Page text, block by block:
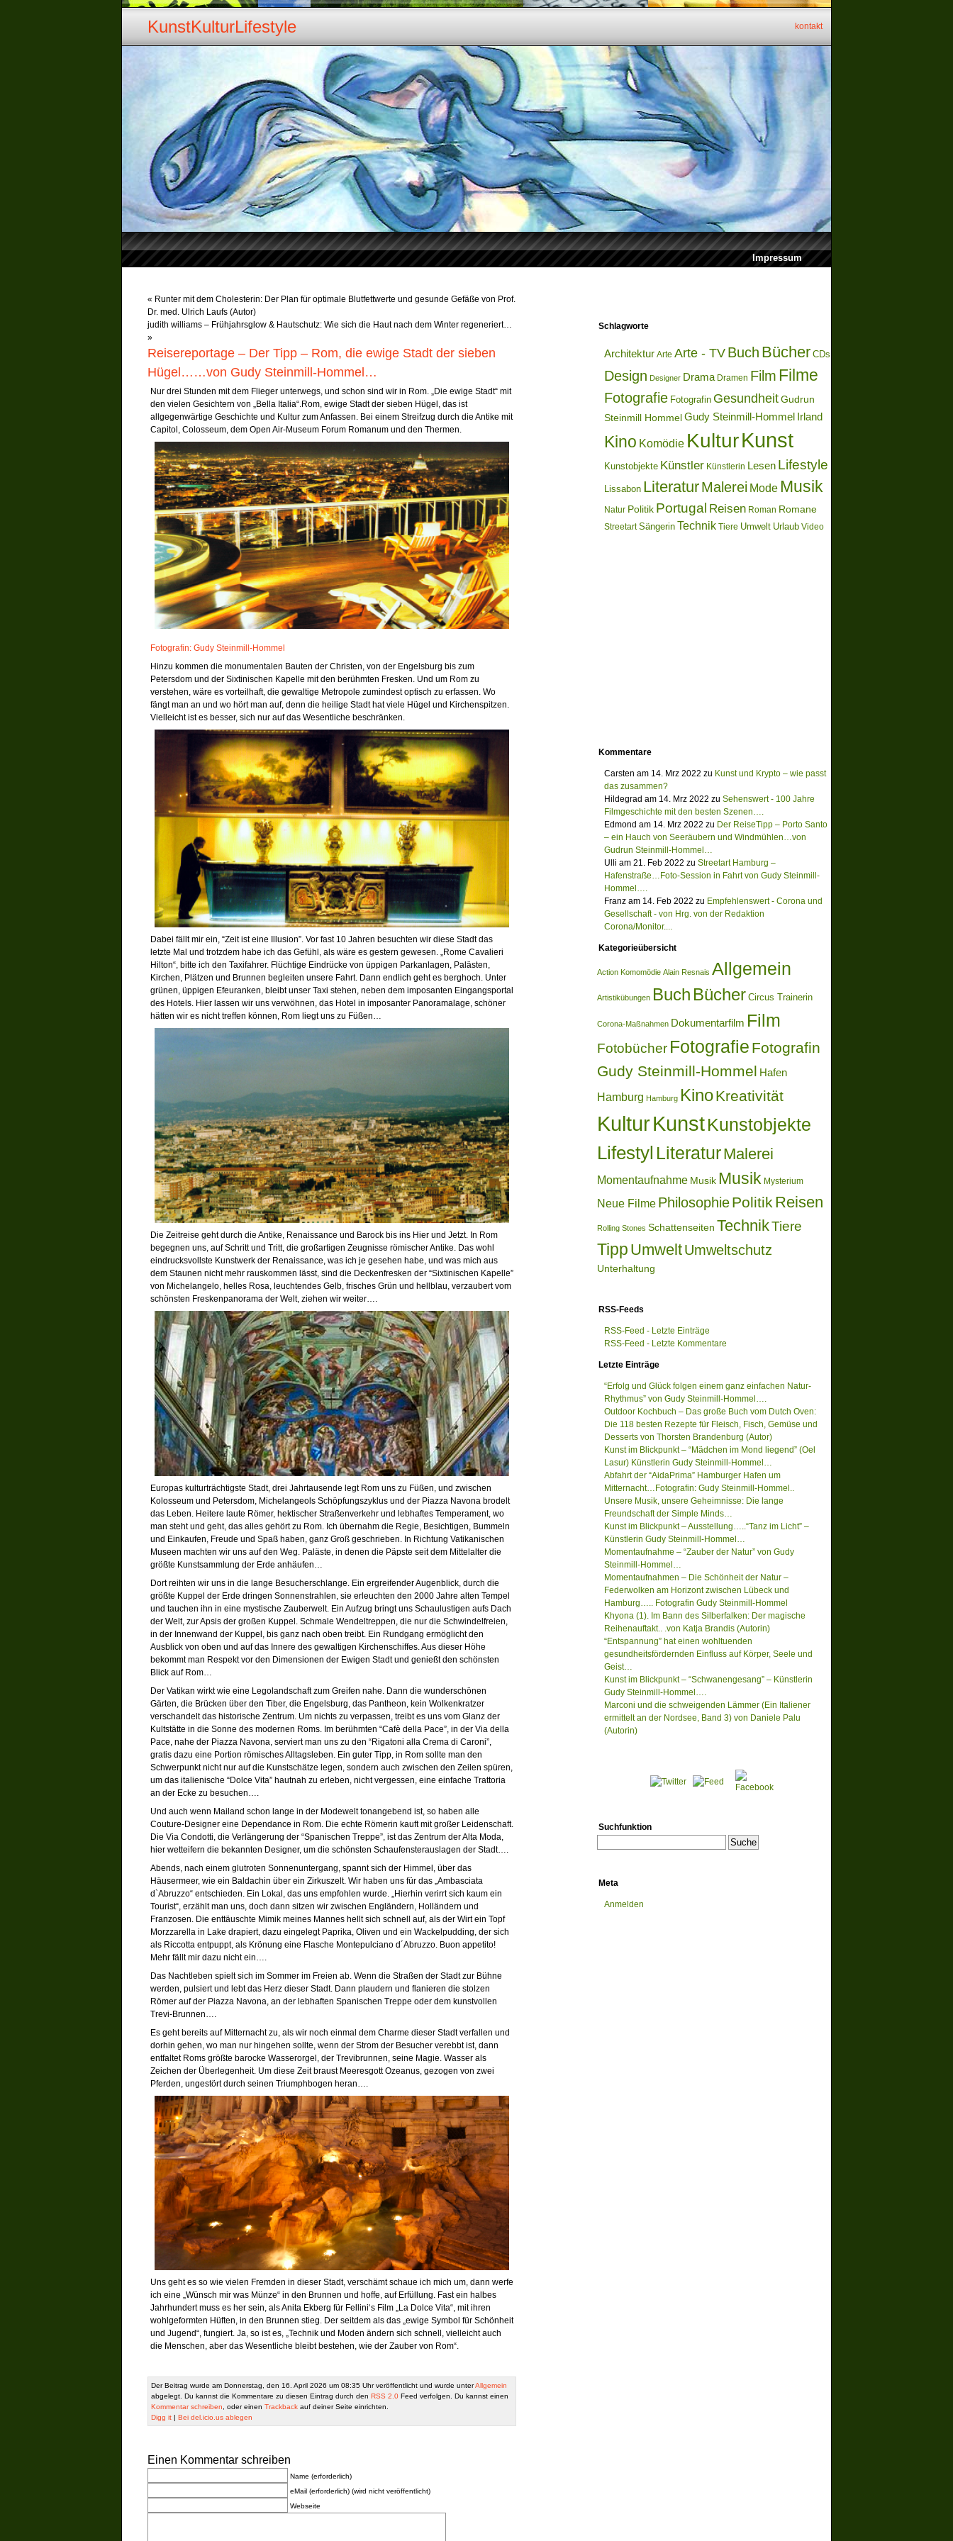
KunstKulturLifestyle kontakt
Impressum
« Runter mit dem Cholesterin: Der Plan für optimale Blutfettwerte und gesunde Gefäße von Prof.
Dr. med. Ulrich Laufs (Autor)
judith williams – Frühjahrsglow & Hautschutz: Wie sich die Haut nach dem Winter regeneriert…
»
Reisereportage – Der Tipp – Rom, die ewige Stadt der sieben
Hügel……von Gudy Steinmill-Hommel…
Nur drei Stunden mit dem Flieger unterwegs, und schon sind wir in Rom. „Die ewige Stadt“ mit
den vielen Gesichtern von „Bella Italia“.Rom, ewige Stadt der sieben Hügel, das ist
allgegenwärtige Geschichte und Kultur zum Anfassen. Bei einem Streifzug durch die Antike mit
Capitol, Colosseum, dem Open Air-Museum Forum Romanum und den Thermen.
Fotografin: Gudy Steinmill-Hommel
Hinzu kommen die monumentalen Bauten der Christen, von der Engelsburg bis zum
Petersdom und der Sixtinischen Kapelle mit den berühmten Fresken. Und um Rom zu
verstehen, wäre es vorteilhaft, die gewaltige Metropole zumindest optisch zu erfassen. Wo
fängt man an und wo hört man auf, denn die heilige Stadt hat viele Hügel und Kirchenspitzen.
Vielleicht ist es besser, sich nur auf das Wesentliche beschränken.
Dabei fällt mir ein, “Zeit ist eine Illusion”. Vor fast 10 Jahren besuchten wir diese Stadt das
letzte Mal und trotzdem habe ich das Gefühl, als wäre es gestern gewesen. „Rome Cavalieri
Hilton“, bitte ich den Taxifahrer. Flüchtige Eindrücke von üppigen Parkanlagen, Palästen,
Kirchen, Plätzen und Brunnen begleiten unsere Fahrt. Dann endlich geht es berghoch. Unter
grünen, üppigen Efeuranken, bleibt unser Taxi stehen, neben dem imposanten Eingangsportal
des Hotels. Hier lassen wir uns verwöhnen, das Hotel in imposanter Panoramalage, schöner
hätten wir es nicht treffen können, Rom liegt uns zu Füßen…
Die Zeitreise geht durch die Antike, Renaissance und Barock bis ins Hier und Jetzt. In Rom
begegnen uns, auf Schritt und Tritt, die großartigen Zeugnisse römischer Antike. Das wohl
eindrucksvollste Kunstwerk der Renaissance, was ich je gesehen habe, und was mich aus
dem Staunen nicht mehr rauskommen lässt, sind die Deckenfresken der “Sixtinischen Kapelle”
von Michelangelo, helles Rosa, leuchtendes Gelb, frisches Grün und hellblau, verzaubert vom
schönsten Freskenpanorama der Welt, ziehen wir weiter….
Europas kulturträchtigste Stadt, drei Jahrtausende legt Rom uns zu Füßen, und zwischen
Kolosseum und Petersdom, Michelangeols Schöpfungszyklus und der Piazza Navona brodelt
das Leben. Heitere laute Römer, hektischer Straßenverkehr und lebhaftes Temperament, wo
man steht und geht, das alles gehört zu Rom. Ich übernahm die Regie, Besichtigen, Bummeln
und Einkaufen, Freude und Spaß haben, ganz Groß geschrieben. In Richtung Vatikanischen
Museen machten wir uns auf den Weg. Paläste, in denen die Päpste seit dem Mittelalter die
größte Kunstsammlung der Erde anhäufen…
Dort reihten wir uns in die lange Besucherschlange. Ein ergreifender Augenblick, durch die
größte Kuppel der Erde dringen Sonnenstrahlen, sie erleuchten den 2000 Jahre alten Tempel
und tauchen ihn in eine mystische Zauberwelt. Ein Aufzug bringt uns Schaulustigen aufs Dach
der Welt, zur Apsis der großen Kuppel. Schmale Wendeltreppen, die nur die Schwindelfreien,
in der Innenwand der Kuppel, bis ganz nach oben treibt. Ein Rundgang ermöglicht den
Ausblick von oben und auf das Innere des gewaltigen Kirchenschiffes. Aus dieser Höhe
bekommt man Respekt vor den Dimensionen der Ewigen Stadt und genießt den schönsten
Blick auf Rom…
Der Vatikan wirkt wie eine Legolandschaft zum Greifen nahe. Dann die wunderschönen
Gärten, die Brücken über den Tiber, die Engelsburg, das Pantheon, kein Wolkenkratzer
verschandelt das historische Zentrum. Um nichts zu verpassen, treibt es uns vom Glanz der
Kultstätte in die Sonne des modernen Roms. Im berühmten “Cafè della Pace”, in der Via della
Pace, nahe der Piazza Navona, serviert man uns zu den “Rigatoni alla Crema di Caroni”,
gratis dazu eine Portion römisches Alltagsleben. Ein guter Tipp, in Rom sollte man den
Schwerpunkt nicht nur auf die Kunstschätze legen, sondern auch zwischen den Zeilen spüren,
um das italienische “Dolce Vita” hautnah zu erleben, nicht vergessen, eine einfache Trattoria
an der Ecke zu besuchen….
Und auch wenn Mailand schon lange in der Modewelt tonangebend ist, so haben alle
Couture-Designer eine Dependance in Rom. Die echte Römerin kauft mit großer Leidenschaft.
Die Via Condotti, die Verlängerung der “Spanischen Treppe”, ist das Zentrum der Alta Moda,
hier wetteifern die bekannten Designer, um die schönsten Schaufensterauslagen der Stadt….
Abends, nach einem glutroten Sonnenuntergang, spannt sich der Himmel, über das
Häusermeer, wie ein Baldachin über ein Zirkuszelt. Wir haben uns für das „Ambasciata
d`Abruzzo“ entschieden. Ein Lokal, das uns empfohlen wurde. „Hierhin verirrt sich kaum ein
Tourist“, erzählt man uns, doch dann sitzen wir zwischen Engländern, Holländern und
Franzosen. Die enttäuschte Mimik meines Mannes hellt sich schnell auf, als der Wirt ein Topf
Morzzarella in Lake drapiert, dazu eingelegt Paprika, Oliven und ein Wackelpudding, der sich
als Riccotta entpuppt, als Krönung eine Flasche Montepulciano d´Abruzzo. Buon appetito!
Mehr fällt mir dazu nicht ein….
Das Nachtleben spielt sich im Sommer im Freien ab. Wenn die Straßen der Stadt zur Bühne
werden, pulsiert und lebt das Herz dieser Stadt. Dann plaudern und flanieren die stolzen
Römer auf der Piazza Navona, an der lebhaften Spanischen Treppe oder dem kunstvollen
Trevi-Brunnen….
Es geht bereits auf Mitternacht zu, als wir noch einmal dem Charme dieser Stadt verfallen und
dorhin gehen, wo man nur hingehen sollte, wenn der Strom der Besucher verebbt ist, dann
entfaltet Roms größte barocke Wasserorgel, der Trevibrunnen, seine Magie. Wasser als
Zeichen der Überlegenheit. Um diese Zeit braust Meeresgott Ozeanus, gezogen von zwei
Pferden, ungestört durch seinen Triumphbogen heran….
Uns geht es so wie vielen Fremden in dieser Stadt, verschämt schaue ich mich um, dann werfe
ich eine „Wünsch mir was Münze“ in den Brunnen und hoffe, auf Erfüllung. Fast ein halbes
Jahrhundert muss es her sein, als Anita Ekberg für Fellini‘s Film „La Dolce Vita“, mit ihren
wohlgeformten Hüften, in den Brunnen stieg. Der seitdem als das „ewige Symbol für Schönheit
und Jugend“, fungiert. Ja, so ist es, „Technik und Moden ändern sich schnell, vielleicht auch
die Menschen, aber das Wesentliche bleibt bestehen, wie der Zauber von Rom“.
Der Beitrag wurde am Donnerstag, den 16. April 2026 um 08:35 Uhr veröffentlicht und wurde unterAllgemein
abgelegt. Du kannst die Kommentare zu diesen Eintrag durch den RSS 2.0 Feed verfolgen. Du kannst einen
Kommentar schreiben , oder einen Trackback auf deiner Seite einrichten.
Digg it | Bei del.icio.us ablegen
Einen Kommentar schreiben
Name (erforderlich)
eMail (erforderlich) (wird nicht veröffentlicht)
Webseite
Schlagworte
Architektur Arte Arte - TVBuch Bücher CDs
Design Designer Drama Dramen Film Filme
Fotografie Fotografin Gesundheit Gudrun
Steinmill Hommel Gudy Steinmill-Hommel Irland
Kino Komödie KulturKunst
Kunstobjekte Künstler Künstlerin Lesen Lifestyle
Lissabon LiteraturMalerei Mode Musik
Natur Politik Portugal Reisen Roman Romane
Streetart Sängerin Technik Tiere Umwelt Urlaub Video
Kommentare
Carsten am 14. Mrz 2022 zu Kunst und Krypto – wie passt
das zusammen?
Hildegrad am 14. Mrz 2022 zu Sehenswert - 100 Jahre
Filmgeschichte mit den besten Szenen….
Edmond am 14. Mrz 2022 zu Der ReiseTipp – Porto Santo
– ein Hauch von Seeräubern und Windmühlen…von
Gudrun Steinmill-Hommel…
Ulli am 21. Feb 2022 zu Streetart Hamburg –
Hafenstraße…Foto-Session in Fahrt von Gudy Steinmill-
Hommel….
Franz am 14. Feb 2022 zu Empfehlenswert - Corona und
Gesellschaft - von Hrg. von der Redaktion
Corona/Monitor....
Kategorieübersicht
Action Komomödie Alain Resnais Allgemein
Artistikübungen Buch Bücher Circus Trainerin
Corona-Maßnahmen Dokumentarfilm Film
Fotobücher Fotografie Fotografin
Gudy Steinmill-Hommel Hafen
Hamburg Hamburg KinoKreativität
KulturKunstKunstobjekte
Lifestyl LiteraturMalerei
Momentaufnahme Musik Musik Mysterium
Neue Filme PhilosophiePolitik Reisen
Rolling Stones Schattenseiten TechnikTiere
Tipp UmweltUmweltschutz
Unterhaltung
RSS-Feeds
RSS-Feed - Letzte Einträge
RSS-Feed - Letzte Kommentare
Letzte Einträge
“Erfolg und Glück folgen einem ganz einfachen Natur-
Rhythmus” von Gudy Steinmill-Hommel….
Outdoor Kochbuch – Das große Buch vom Dutch Oven:
Die 118 besten Rezepte für Fleisch, Fisch, Gemüse und
Desserts von Thorsten Brandenburg (Autor)
Kunst im Blickpunkt – “Mädchen im Mond liegend” (Oel
Lasur) Künstlerin Gudy Steinmill-Hommel…
Abfahrt der “AidaPrima” Hamburger Hafen um
Mitternacht…Fotografin: Gudy Steinmill-Hommel..
Unsere Musik, unsere Geheimnisse: Die lange
Freundschaft der Simple Minds…
Kunst im Blickpunkt – Ausstellung…..“Tanz im Licht” –
Künstlerin Gudy Steinmill-Hommel…
Momentaufnahme – “Zauber der Natur” von Gudy
Steinmill-Hommel…
Momentaufnahmen – Die Schönheit der Natur –
Federwolken am Horizont zwischen Lübeck und
Hamburg….. Fotografin Gudy Steinmill-Hommel
Khyona (1). Im Bann des Silberfalken: Der magische
Reihenauftakt.. .von Katja Brandis (Autorin)
“Entspannung” hat einen wohltuenden
gesundheitsfördernden Einfluss auf Körper, Seele und
Geist…
Kunst im Blickpunkt – “Schwanengesang” – Künstlerin
Gudy Steinmill-Hommel….
Marconi und die schweigenden Lämmer (Ein Italiener
ermittelt an der Nordsee, Band 3) von Daniele Palu
(Autorin)
Suchfunktion
Meta
Anmelden